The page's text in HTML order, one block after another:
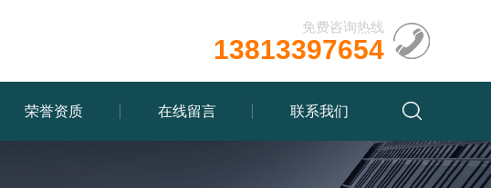
免费咨询热线
13813397654
荣誉资质 在线留言 联系我们